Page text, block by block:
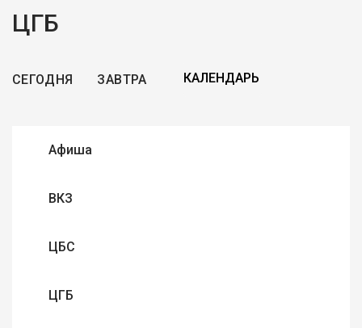
ЦГБ
СЕГОДНЯ ЗАВТРА
Афиша
ВКЗ
ЦБС
ЦГБ